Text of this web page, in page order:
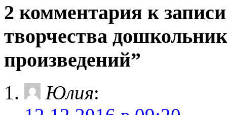
2 комментария к
творчества
произведений”
Юлия: